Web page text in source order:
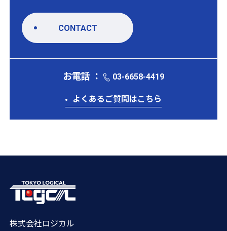
CONTACT
お電話 ： 03-6658-4419
よくあるご質問はこちら
株式会社ロジカル